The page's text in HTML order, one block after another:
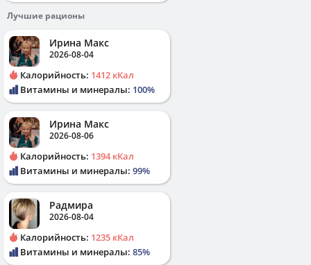
Лучшие рационы
Ирина Макс
2026-08-04
Калорийность: 1412 кКал
Витамины и минералы: 100%
Ирина Макс
2026-08-06
Калорийность: 1394 кКал
Витамины и минералы: 99%
Радмира
2026-08-04
Калорийность: 1235 кКал
Витамины и минералы: 85%